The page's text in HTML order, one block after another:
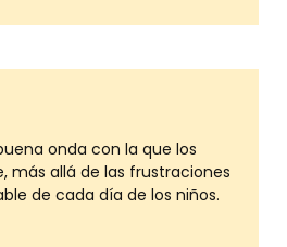
onda con la que los
más allá de las frustraciones
de cada día de los niños.